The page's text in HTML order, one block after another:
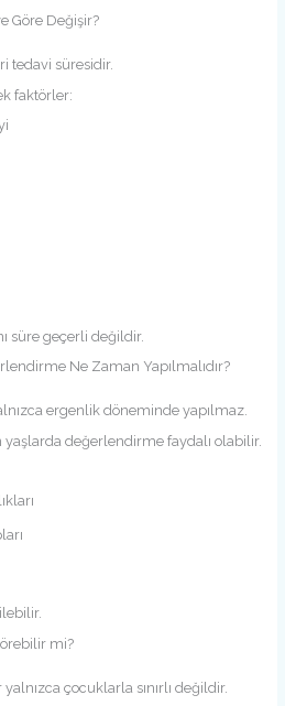
Göre Değişir?
tedavi süresidir.
faktörler:
süre geçerli değildir.
Ne Zaman Yapılmalıdır?
ergenlik döneminde yapılmaz.
değerlendirme faydalı olabilir.
mi?
çocuklarla sınırlı değildir.